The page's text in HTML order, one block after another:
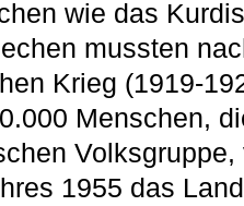
wie das
mussten
Krieg (1919-
Menschen,
1955 das